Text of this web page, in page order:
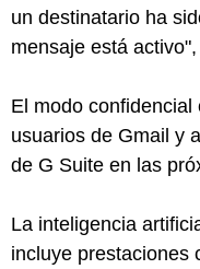
un destinatario ha
mensaje está
El modo
usuarios de Gmail y
de G Suite en las
La inteligencia
incluye prestaciones